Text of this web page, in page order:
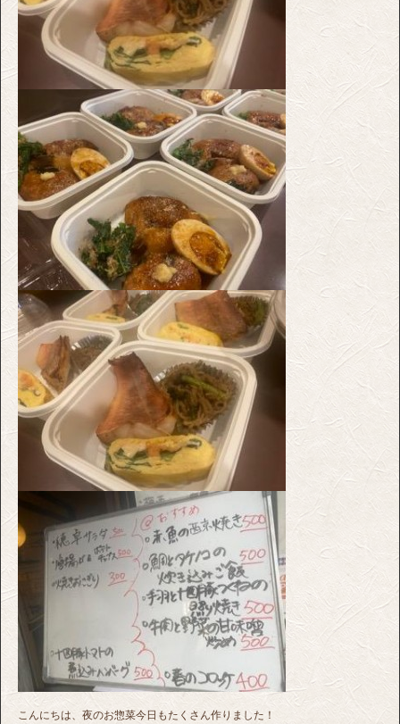
こんにちは、夜のお惣菜今日もたくさん作りました！